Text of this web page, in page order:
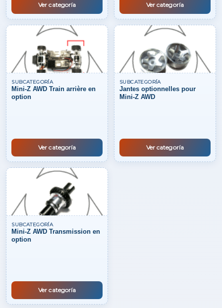
Ver categoría Ver categoría
SUBCATEGORÍA
Mini-Z AWD Train arrière en
option
Ver categoría
SUBCATEGORÍA
Jantes optionnelles pour
Mini-Z AWD
Ver categoría
SUBCATEGORÍA
Mini-Z AWD Transmission en
option
Ver categoría